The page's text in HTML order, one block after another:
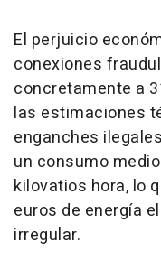
El perjuicio
conexiones
concretamente a
las estimaciones
enganches
un consumo
kilovatios hora, lo
euros de energía
irregular.